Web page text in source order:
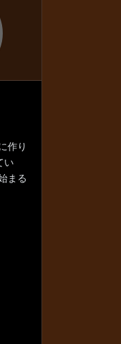
作り
い
まる